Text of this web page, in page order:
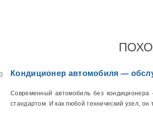
Кондиционер автомобиля —
Современный автомобиль без кондиционера
стандартом. И как любой технический узел, он